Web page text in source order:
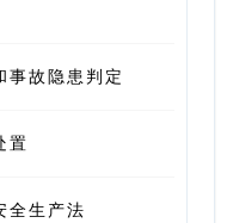
事故隐患判定
置
全生产法